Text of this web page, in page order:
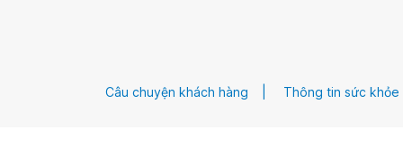
Câu chuyện khách hàng Thông tin sức khỏe